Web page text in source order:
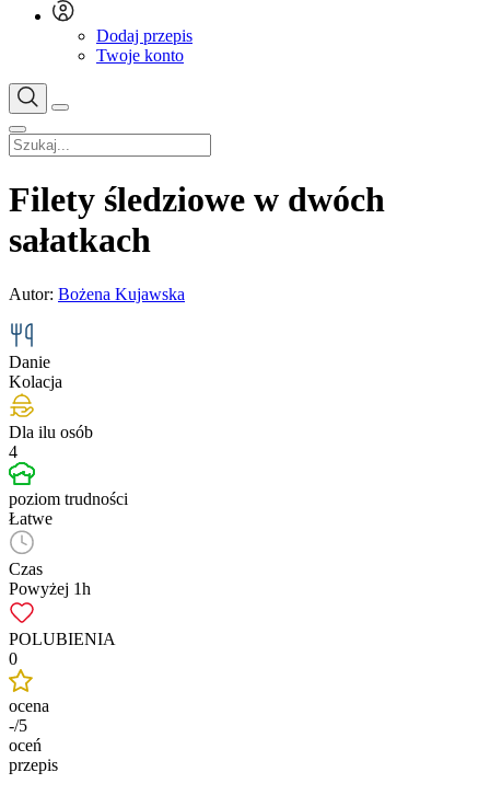
Dodaj przepis
Twoje konto
Filety śledziowe w dwóch
sałatkach
Autor: Bożena Kujawska
Danie
Kolacja
Dla ilu osób
4
poziom trudności
Łatwe
Czas
Powyżej 1h
POLUBIENIA
0
ocena
-/5
oceń
przepis